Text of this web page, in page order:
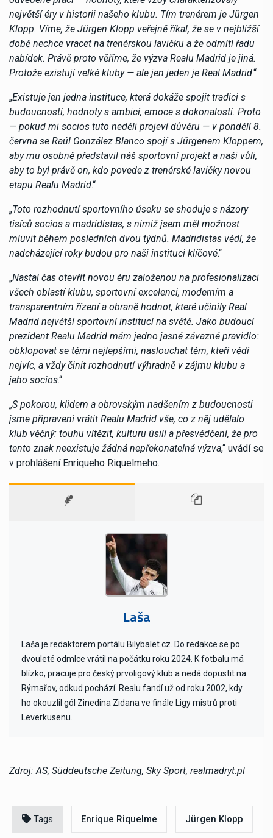
největší éry v historii našeho klubu. Tím trenérem je Jürgen
Klopp. Víme, že Jürgen Klopp veřejně říkal, že se v nejbližší
době nechce vracet na trenérskou lavičku a že odmítl řadu
nabídek. Právě proto věříme, že výzva Realu Madrid je jiná.
Protože existují velké kluby — ale jen jeden je Real Madrid.“
„Existuje jen jedna instituce, která dokáže spojit tradici s
budoucností, hodnoty s ambicí, emoce s dokonalostí. Proto
— pokud mi socios tuto neděli projeví důvěru — v pondělí 8.
června se Raúl González Blanco spojí s Jürgenem Kloppem,
aby mu osobně představil náš sportovní projekt a naši vůli,
aby to byl právě on, kdo povede z trenérské lavičky novou
etapu Realu Madrid.“
„Toto rozhodnutí sportovního úseku se shoduje s názory
tisíců socios a madridistas, s nimiž jsem měl možnost
mluvit během posledních dvou týdnů. Madridistas vědí, že
nadcházející roky budou pro naši instituci klíčové.“
„Nastal čas otevřít novou éru založenou na profesionalizaci
všech oblastí klubu, sportovní excelenci, moderním a
transparentním řízení a obraně hodnot, které učinily Real
Madrid největší sportovní institucí na světě. Jako budoucí
prezident Realu Madrid mám jedno jasné závazné pravidlo:
obklopovat se těmi nejlepšími, naslouchat těm, kteří vědí
nejvíc, a vždy činit rozhodnutí výhradně v zájmu klubu a
jeho socios.“
„S pokorou, klidem a obrovským nadšením z budoucnosti
jsme připraveni vrátit Realu Madrid vše, co z něj udělalo
klub věčný: touhu vítězit, kulturu úsilí a přesvědčení, že pro
tento znak neexistuje žádná nepřekonatelná výzva,“ uvádí se
v prohlášení Enriqueho Riquelmeho.
Laša
Laša je redaktorem portálu Bilybalet.cz. Do redakce se po
dvouleté odmlce vrátil na počátku roku 2024. K fotbalu má
blízko, pracuje pro český prvoligový klub a nedá dopustit na
Rýmařov, odkud pochází. Realu fandí už od roku 2002, kdy
ho okouzlil gól Zinedina Zidana ve finále Ligy mistrů proti
Leverkusenu.
Zdroj: AS, Süddeutsche Zeitung, Sky Sport, realmadryt.pl
Tags Enrique Riquelme Jürgen Klopp